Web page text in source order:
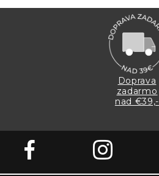
Doprava
zadarmo
nad €39,-